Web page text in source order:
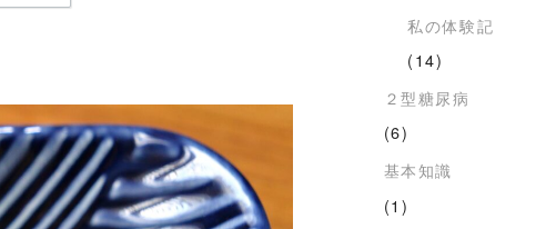
私の体験記
(14)
２型糖尿病
(6)
基本知識
(1)